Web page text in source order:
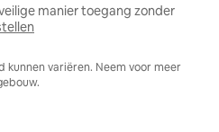
manier toegang zonder
kunnen variëren. Neem voor meer